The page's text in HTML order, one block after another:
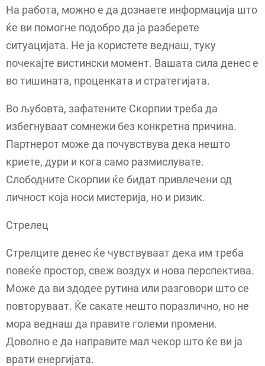
На работа, можно е да дознаете информација што
ќе ви помогне подобро да ја разберете
ситуацијата. Не ја користете веднаш, туку
почекајте вистински момент. Вашата сила денес е
во тишината, проценката и стратегијата.
Во љубовта, зафатените Скорпии треба да
избегнуваат сомнежи без конкретна причина.
Партнерот може да почувствува дека нешто
криете, дури и кога само размислувате.
Слободните Скорпии ќе бидат привлечени од
личност која носи мистерија, но и ризик.
Стрелец
Стрелците денес ќе чувствуваат дека им треба
повеќе простор, свеж воздух и нова перспектива.
Може да ви здодее рутина или разговори што се
повторуваат. Ќе сакате нешто поразлично, но не
мора веднаш да правите големи промени.
Доволно е да направите мал чекор што ќе ви ја
врати енергијата.